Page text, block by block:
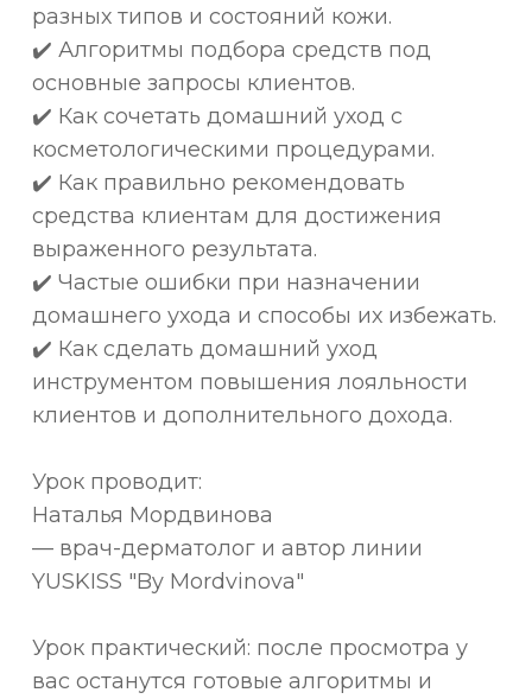
разных типов и состояний кожи.
✔️ Алгоритмы подбора средств под
основные запросы клиентов.
✔️ Как сочетать домашний уход с
косметологическими процедурами.
✔️ Как правильно рекомендовать
средства клиентам для достижения
выраженного результата.
✔️ Частые ошибки при назначении
домашнего ухода и способы их избежать.
✔️ Как сделать домашний уход
инструментом повышения лояльности
клиентов и дополнительного дохода.
Урок проводит:
Наталья Мордвинова
— врач-дерматолог и автор линии
YUSKISS "By Mordvinova"
Урок практический: после просмотра у
вас останутся готовые алгоритмы и